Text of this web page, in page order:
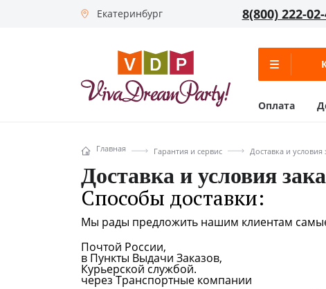
Екатеринбург 8(800) 222-
Оплата
Главная Гарантия и сервис Доставка и условия
Доставка и условия
Способы доставки:
Мы рады предложить нашим клиентам
Почтой России,
в Пункты Выдачи Заказов,
Курьерской службой.
через Транспортные компании